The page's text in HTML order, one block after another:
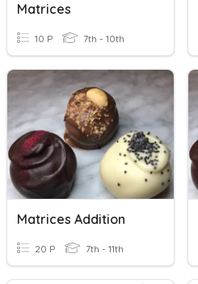
Matrices
10 P 7th - 10th
Matrices Addition
20 P 7th - 11th